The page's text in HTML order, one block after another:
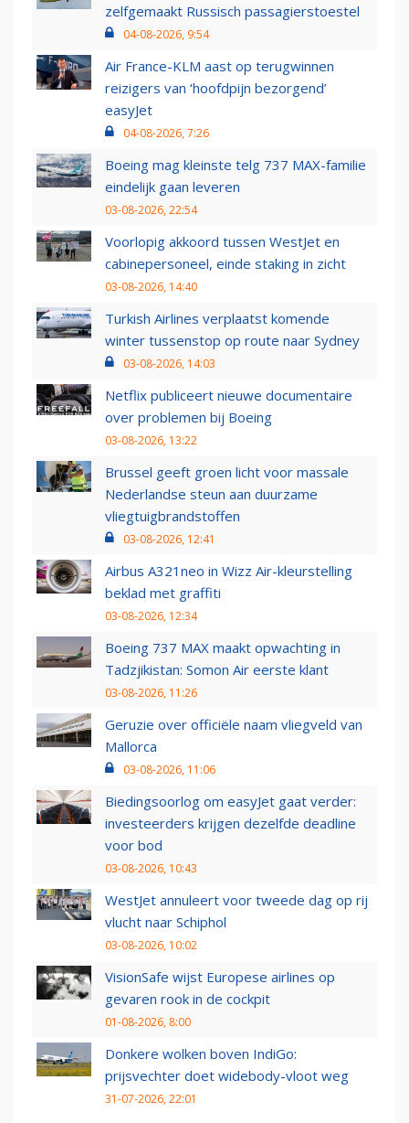
zelfgemaakt Russisch passagierstoestel
04-08-2026, 9:54
Air France-KLM aast op terugwinnen
reizigers van ‘hoofdpijn bezorgend’
easyJet
04-08-2026, 7:26
Boeing mag kleinste telg 737 MAX-familie
eindelijk gaan leveren
03-08-2026, 22:54
Voorlopig akkoord tussen WestJet en
cabinepersoneel, einde staking in zicht
03-08-2026, 14:40
Turkish Airlines verplaatst komende
winter tussenstop op route naar Sydney
03-08-2026, 14:03
Netflix publiceert nieuwe documentaire
over problemen bij Boeing
03-08-2026, 13:22
Brussel geeft groen licht voor massale
Nederlandse steun aan duurzame
vliegtuigbrandstoffen
03-08-2026, 12:41
Airbus A321neo in Wizz Air-kleurstelling
beklad met graffiti
03-08-2026, 12:34
Boeing 737 MAX maakt opwachting in
Tadzjikistan: Somon Air eerste klant
03-08-2026, 11:26
Geruzie over officiële naam vliegveld van
Mallorca
03-08-2026, 11:06
Biedingsoorlog om easyJet gaat verder:
investeerders krijgen dezelfde deadline
voor bod
03-08-2026, 10:43
WestJet annuleert voor tweede dag op rij
vlucht naar Schiphol
03-08-2026, 10:02
VisionSafe wijst Europese airlines op
gevaren rook in de cockpit
01-08-2026, 8:00
Donkere wolken boven IndiGo:
prijsvechter doet widebody-vloot weg
31-07-2026, 22:01